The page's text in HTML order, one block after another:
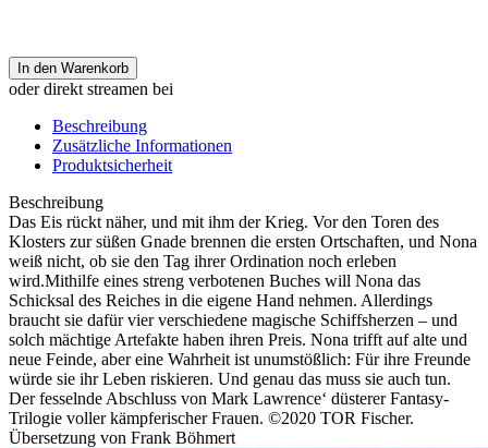
In den Warenkorb
oder direkt streamen bei
Beschreibung
Zusätzliche Informationen
Produktsicherheit
Beschreibung
Das Eis rückt näher, und mit ihm der Krieg. Vor den Toren des
Klosters zur süßen Gnade brennen die ersten Ortschaften, und Nona
weiß nicht, ob sie den Tag ihrer Ordination noch erleben
wird.Mithilfe eines streng verbotenen Buches will Nona das
Schicksal des Reiches in die eigene Hand nehmen. Allerdings
braucht sie dafür vier verschiedene magische Schiffsherzen – und
solch mächtige Artefakte haben ihren Preis. Nona trifft auf alte und
neue Feinde, aber eine Wahrheit ist unumstößlich: Für ihre Freunde
würde sie ihr Leben riskieren. Und genau das muss sie auch tun.
Der fesselnde Abschluss von Mark Lawrence‘ düsterer Fantasy-
Trilogie voller kämpferischer Frauen. ©2020 TOR Fischer.
Übersetzung von Frank Böhmert